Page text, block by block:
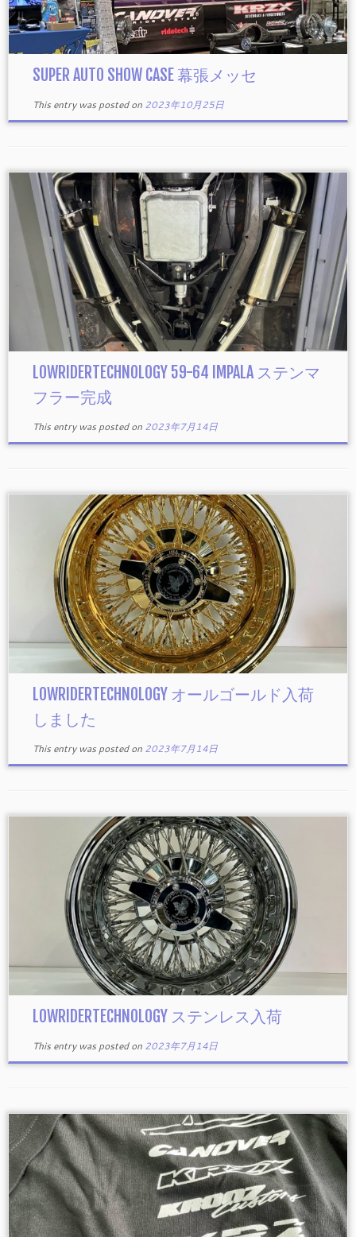
SUPER AUTO SHOW CASE 幕張メッセ
This entry was posted on 2023年10月25日
LOWRIDERTECHNOLOGY 59-64 IMPALA ステンマ
フラー完成
This entry was posted on 2023年7月14日
LOWRIDERTECHNOLOGY オールゴールド入荷
しました
This entry was posted on 2023年7月14日
LOWRIDERTECHNOLOGY ステンレス入荷
This entry was posted on 2023年7月14日